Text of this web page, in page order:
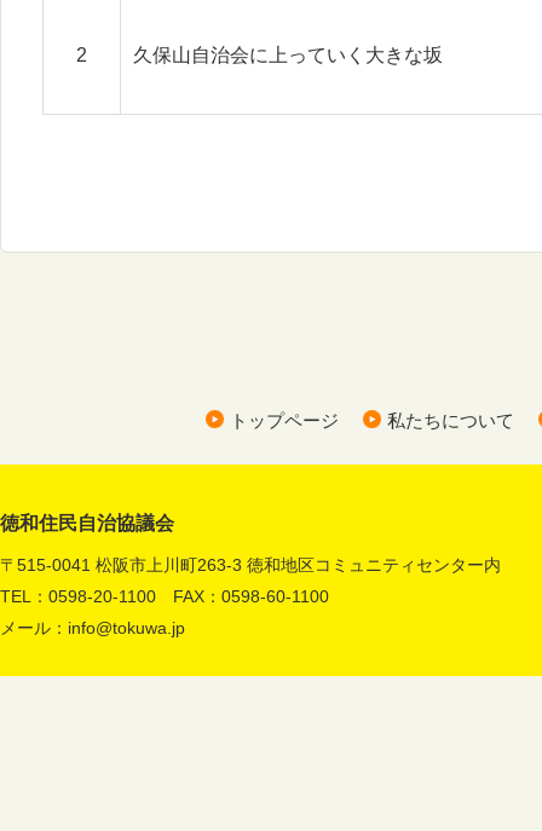
2 久保山自治会に上っていく大きな坂
トップページ 私たちについて
徳和住民自治協議会
〒515-0041 松阪市上川町263-3 徳和地区コミュニティセンター内
TEL：0598-20-1100 FAX：0598-60-1100
メール： info@tokuwa.jp